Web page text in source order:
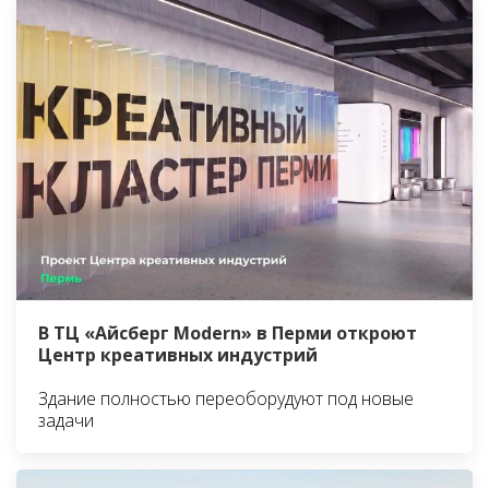
В ТЦ «Айсберг Modern» в Перми откроют
Центр креативных индустрий
Здание полностью переоборудуют под новые
задачи